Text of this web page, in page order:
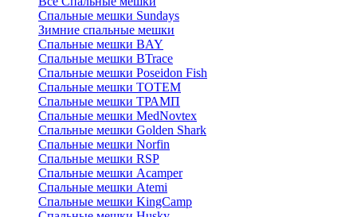
Спальные мешки Sundays
Зимние спальные мешки
Спальные мешки BAY
Спальные мешки BTrace
Спальные мешки Poseidon Fish
Спальные мешки ТОТЕМ
Спальные мешки ТРАМП
Cпальные мешки MedNovtex
Спальные мешки Golden Shark
Спальные мешки Norfin
Спальные мешки RSP
Спальные мешки Acamper
Спальные мешки Atemi
Спальные мешки KingCamp